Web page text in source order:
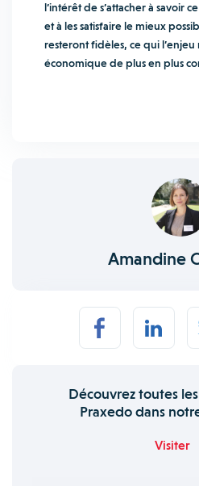
l’intérêt de s’attacher à savoir
et à les satisfaire le mieux
resteront fidèles, ce qui l’enjeu
économique de plus en plus
Amandine
Découvrez toutes
Praxedo dans
Visiter